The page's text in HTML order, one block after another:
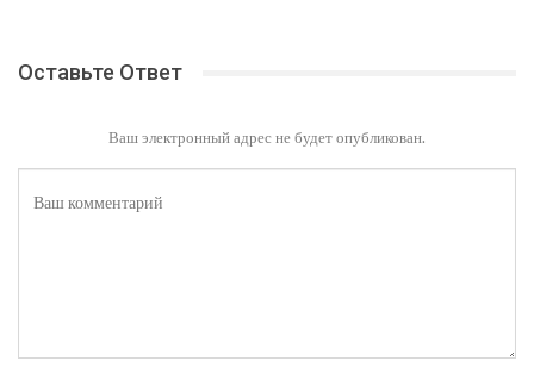
Оставьте Ответ
Ваш электронный адрес не будет опубликован.